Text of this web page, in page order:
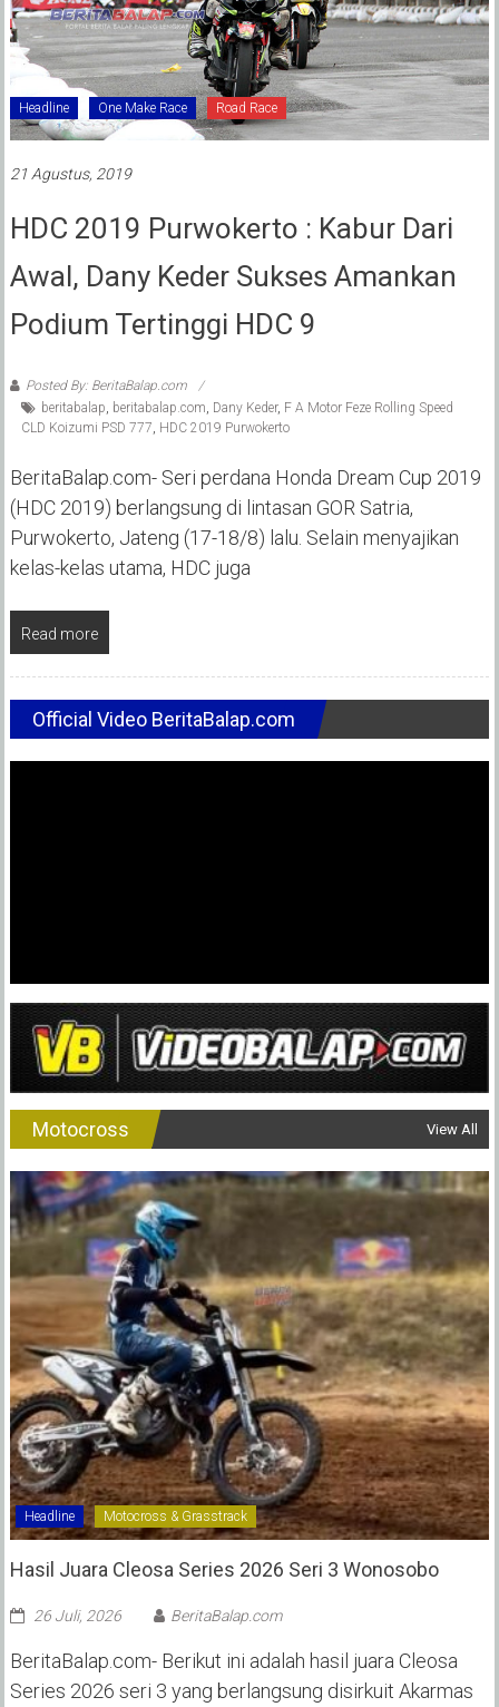
Headline One Make Race Road Race
21 Agustus, 2019
HDC 2019 Purwokerto : Kabur Dari
Awal, Dany Keder Sukses Amankan
Podium Tertinggi HDC 9
Posted By: BeritaBalap.com
beritabalap beritabalap.com Dany Keder, F A Motor Feze Rolling Speed
CLD Koizumi PSD 777 HDC 2019 Purwokerto
BeritaBalap.com- Seri perdana Honda Dream Cup 2019
(HDC 2019) berlangsung di lintasan GOR Satria,
Purwokerto, Jateng (17-18/8) lalu. Selain menyajikan
kelas-kelas utama, HDC juga
Read more
Official Video BeritaBalap.com
Motocross View All
Headline Motocross & Grasstrack
Hasil Juara Cleosa Series 2026 Seri 3 Wonosobo ‎
26 Juli, 2026 BeritaBalap.com
BeritaBalap.com- Berikut ini adalah hasil juara Cleosa
Series 2026 seri 3 yang berlangsung disirkuit Akarmas